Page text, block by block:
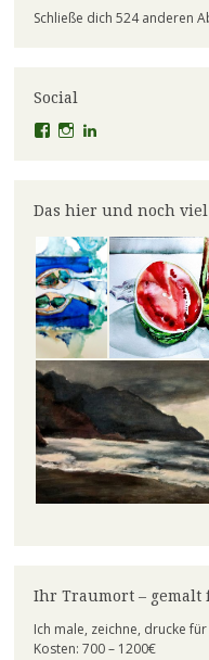
Schließe dich 524 anderen
Social
Profil
anzeigen
Profil
anzeigen
anzeigen
Das hier und noch
Ihr Traumort – gemalt
Ich male, zeichne, drucke
Kosten: 700 – 1200€